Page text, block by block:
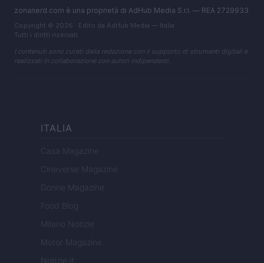
zonanerd.com è una proprietà di AdHub Media S.r.l. — REA 2729933
Copyright © 2026 · Edito da AdHub Media — Italia
Tutti i diritti riservati
I contenuti sono curati dalla redazione con il supporto di strumenti digitali e
realizzati in collaborazione con autori indipendenti.
ITALIA
Casa Magazine
Cineverse Magazine
Donne Magazine
Food Blog
Milano Notizie
Motor Magazine
Notizie.it